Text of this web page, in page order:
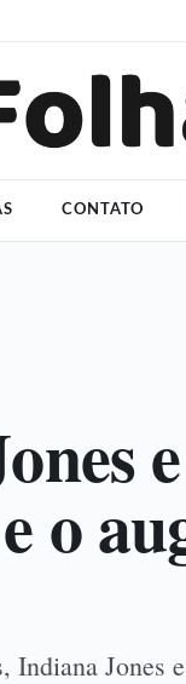
CONTATO
o
Indiana Jones